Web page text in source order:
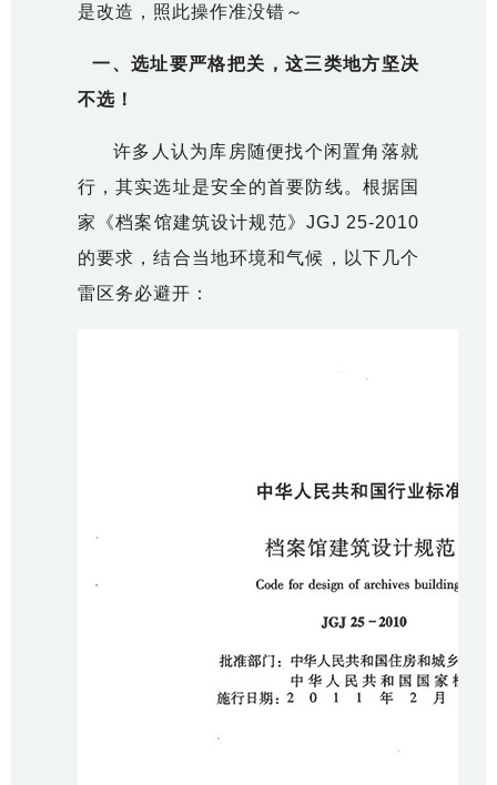
是改造，照此操作准没错～
一、选址要严格把关，这三类地方坚决
不选！
许多人认为库房随便找个闲置角落就
行，其实选址是安全的首要防线。根据国
家《档案馆建筑设计规范》JGJ 25-2010
的要求，结合当地环境和气候，以下几个
雷区务必避开：